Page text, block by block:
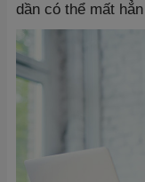
dần có thể mất